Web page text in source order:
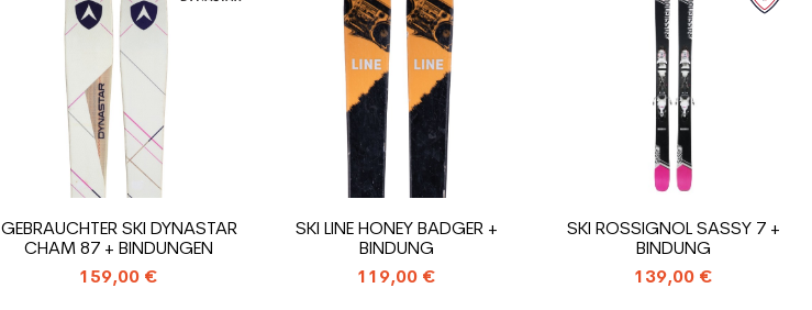
GEBRAUCHTER SKI DYNASTAR
CHAM 87 + BINDUNGEN
159,00 €
SKI LINE HONEY BADGER +
BINDUNG
119,00 €
SKI ROSSIGNOL SASSY 7 +
BINDUNG
139,00 €